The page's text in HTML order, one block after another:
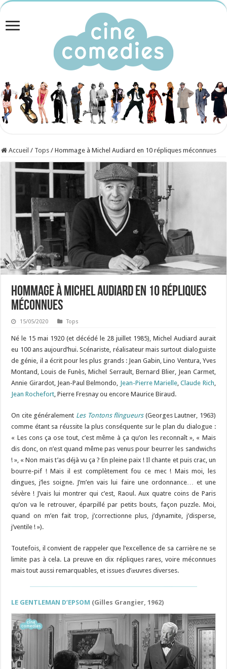
Accueil / Tops / Hommage à Michel Audiard en 10 répliques méconnues
Hommage à Michel Audiard en 10 répliques
méconnues
15/05/2020 Tops
Né le 15 mai 1920 (et décédé le 28 juillet 1985), Michel Audiard aurait
eu 100 ans aujourd’hui. Scénariste, réalisateur mais surtout dialoguiste
de génie, il a écrit pour les plus grands : Jean Gabin, Lino Ventura, Yves
Montand, Louis de Funès, Michel Serrault, Bernard Blier, Jean Carmet,
Annie Girardot, Jean-Paul Belmondo, Jean-Pierre Marielle,Claude Rich,
Jean Rochefort, Pierre Fresnay ou encore Maurice Biraud.
On cite généralement Les Tontons flingueurs(Georges Lautner, 1963)
comme étant sa réussite la plus conséquente sur le plan du dialogue :
« Les cons ça ose tout, c’est même à ça qu’on les reconnaît », « Mais
dis donc, on n’est quand même pas venus pour beurrer les sandwichs
! », « Non mais t’as déjà vu ça ? En pleine paix ! Il chante et puis crac, un
bourre-pif ! Mais il est complètement fou ce mec ! Mais moi, les
dingues, j’les soigne. J’m’en vais lui faire une ordonnance… et une
sévère ! J’vais lui montrer qui c’est, Raoul. Aux quatre coins de Paris
qu’on va le retrouver, éparpillé par petits bouts, façon puzzle. Moi,
quand on m’en fait trop, j’correctionne plus, j’dynamite, j’disperse,
j’ventile ! »).
Toutefois, il convient de rappeler que l’excellence de sa carrière ne se
limite pas à cela. La preuve en dix répliques rares, voire méconnues
mais tout aussi remarquables, et issues d’œuvres diverses.
LE GENTLEMAN D’EPSOM (Gilles Grangier, 1962)